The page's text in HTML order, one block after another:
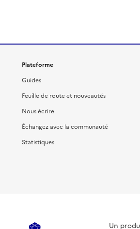
Plateforme
Guides
Feuille de route et nouveautés
Nous écrire
Échangez avec la communauté
Statistiques
Un